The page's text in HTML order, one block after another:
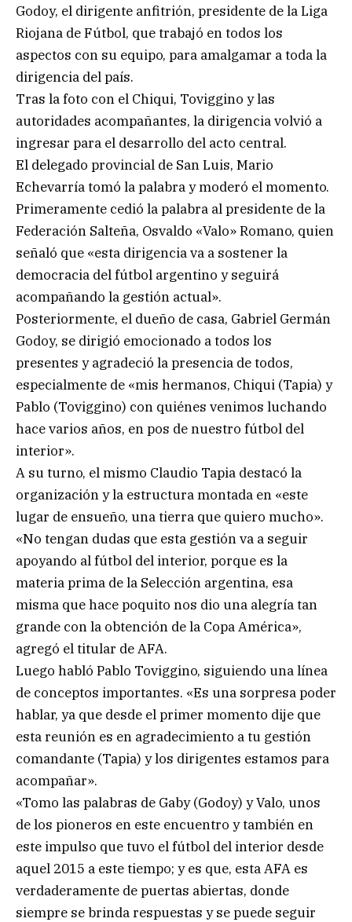
Godoy, el dirigente anfitrión, presidente de la Liga
Riojana de Fútbol, que trabajó en todos los
aspectos con su equipo, para amalgamar a toda la
dirigencia del país.
Tras la foto con el Chiqui, Toviggino y las
autoridades acompañantes, la dirigencia volvió a
ingresar para el desarrollo del acto central.
El delegado provincial de San Luis, Mario
Echevarría tomó la palabra y moderó el momento.
Primeramente cedió la palabra al presidente de la
Federación Salteña, Osvaldo «Valo» Romano, quien
señaló que «esta dirigencia va a sostener la
democracia del fútbol argentino y seguirá
acompañando la gestión actual».
Posteriormente, el dueño de casa, Gabriel Germán
Godoy, se dirigió emocionado a todos los
presentes y agradeció la presencia de todos,
especialmente de «mis hermanos, Chiqui (Tapia) y
Pablo (Toviggino) con quiénes venimos luchando
hace varios años, en pos de nuestro fútbol del
interior».
A su turno, el mismo Claudio Tapia destacó la
organización y la estructura montada en «este
lugar de ensueño, una tierra que quiero mucho».
«No tengan dudas que esta gestión va a seguir
apoyando al fútbol del interior, porque es la
materia prima de la Selección argentina, esa
misma que hace poquito nos dio una alegría tan
grande con la obtención de la Copa América»,
agregó el titular de AFA.
Luego habló Pablo Toviggino, siguiendo una línea
de conceptos importantes. «Es una sorpresa poder
hablar, ya que desde el primer momento dije que
esta reunión es en agradecimiento a tu gestión
comandante (Tapia) y los dirigentes estamos para
acompañar».
«Tomo las palabras de Gaby (Godoy) y Valo, unos
de los pioneros en este encuentro y también en
este impulso que tuvo el fútbol del interior desde
aquel 2015 a este tiempo; y es que, esta AFA es
verdaderamente de puertas abiertas, donde
siempre se brinda respuestas y se puede seguir